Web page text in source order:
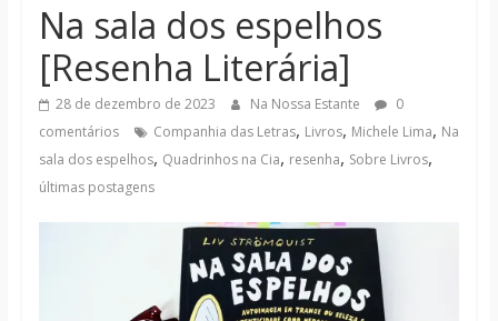
livros,
filmes,
séries
Na sala dos espelhos
[Resenha Literária]
28 de dezembro de 2023 Na Nossa Estante
0
comentários
Companhia das Letras, Livros, Michele Lima, Na
sala dos espelhos, Quadrinhos na Cia, resenha, Sobre Livros,
últimas postagens